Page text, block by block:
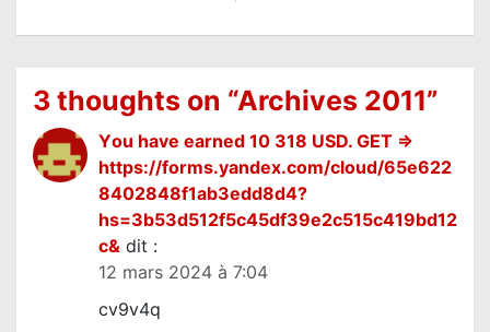
3 thoughts on “Archives 2011”
Yоu hаvе еаrnеd 10 318 USD. GЕТ =>
https://forms.yandex.com/cloud/65e622
8402848f1ab3edd8d4?
hs=3b53d512f5c45df39e2c515c419bd12
c& dit :
12 mars 2024 à 7:04
cv9v4q